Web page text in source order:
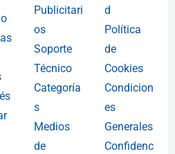
Publicitari
os
Soporte
Técnico
Categoría
s
Medios
de
d
Política
de
Cookies
Condicion
es
Generales
Confidenc